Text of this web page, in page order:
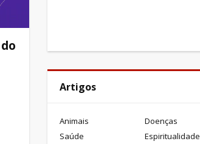
Artigos
Animais
Doenças
Saúde
Espiritualidade